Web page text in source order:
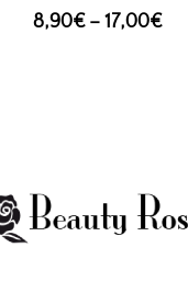
8,90€– 17,00€